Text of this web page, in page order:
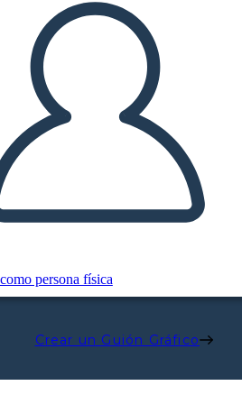
persona física
Crear un Guión Gráfico